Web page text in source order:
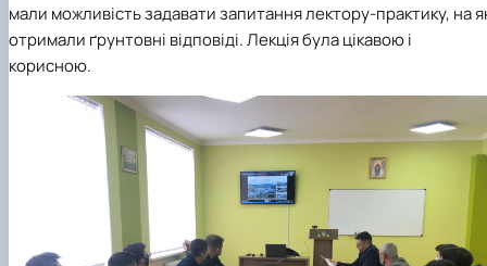
мали можливість задавати запитання лектору-практику, на
отримали ґрунтовні відповіді. Лекція була цікавою і
корисною.